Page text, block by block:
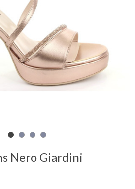
Glispe
Femme
Nero Giardini